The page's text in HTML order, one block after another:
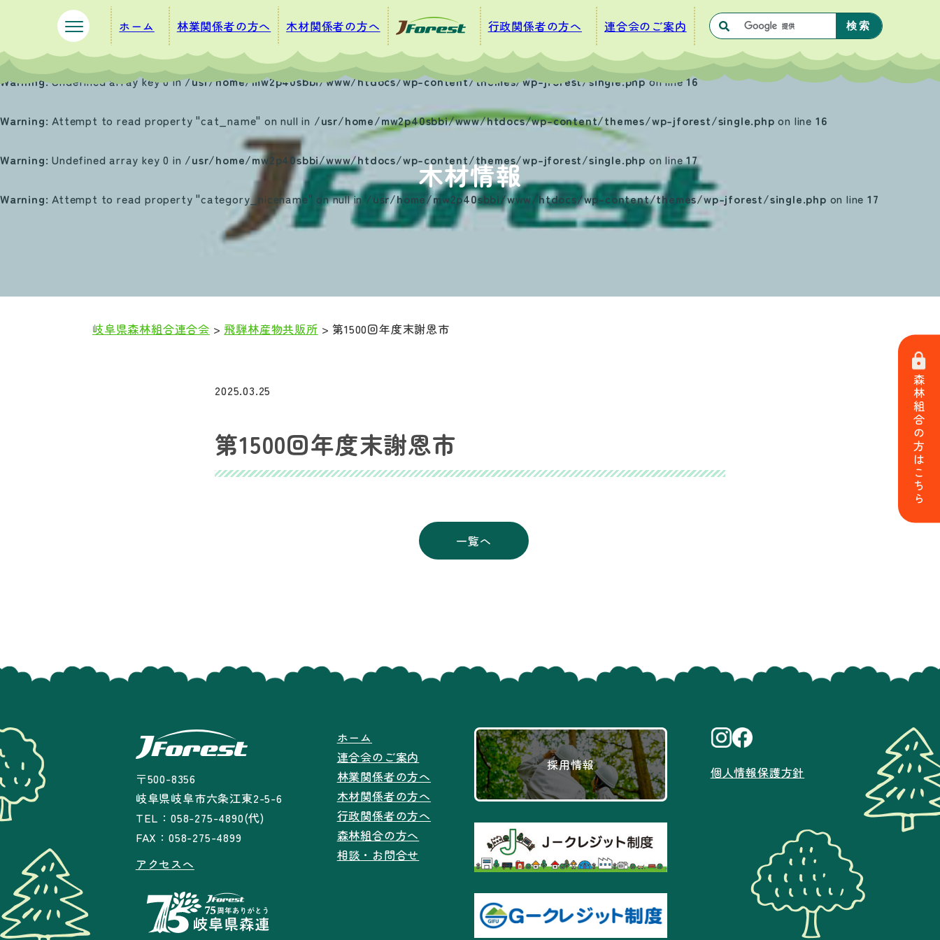
ジ
の
先
で
。
ュ
ー
を
ば
て
文
ホーム 林業関係者の方へ 木材関係者の方へ 行政関係者の方へ 連合会のご案内
森林組合の方はこちら
Warning: Undefined array key 0 in/usr/home/mw2p40sbbi/www/htdocs/wp-content/themes/wp-jforest/single.phpon line16
Warning: Attempt to read property "cat_name" on null in /usr/home/mw2p40sbbi/www/htdocs/wp-content/themes/wp-jforest/single.php on line 16
Warning: Undefined array key 0 in /usr/home/mw2p40sbbi/www/htdocs/wp-content/themes/wp-jforest/single.php on line17
Warning: Attempt to read property "category_nicename" on null in/usr/home/mw2p40sbbi/www/htdocs/wp-content/themes/wp-jforest/single.php on line17
木材情報
岐阜県森林組合連合会 > 飛騨林産物共販所 >第1500回年度末謝恩市
2025.03.25
第1500回年度末謝恩市
一覧へ
〒500-8356
岐阜県岐阜市六条江東2-5-6
TEL：058-275-4890(代)
FAX：058-275-4899
アクセスへ
ホーム
連合会のご案内
林業関係者の方へ
木材関係者の方へ
行政関係者の方へ
森林組合の方へ
相談・お問合せ
採用情報 個人情報保護方針